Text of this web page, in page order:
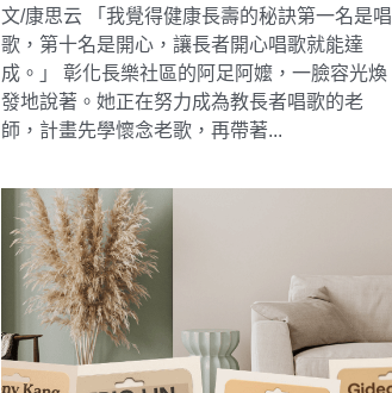
文/康思云 「我覺得健康長壽的秘訣第一名是唱
歌，第十名是開心，讓長者開心唱歌就能達
成。」 彰化長樂社區的阿足阿嬤，一臉容光煥
發地說著。她正在努力成為教長者唱歌的老
師，計畫先學懷念老歌，再帶著...